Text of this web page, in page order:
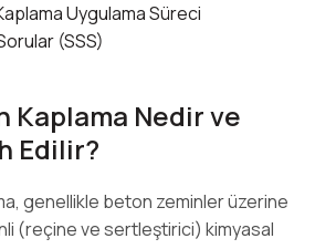
Uygulama Süreci
(SSS)
Kaplama Nedir ve
Edilir?
genellikle beton zeminler üzerine
(reçine ve sertleştirici) kimyasal